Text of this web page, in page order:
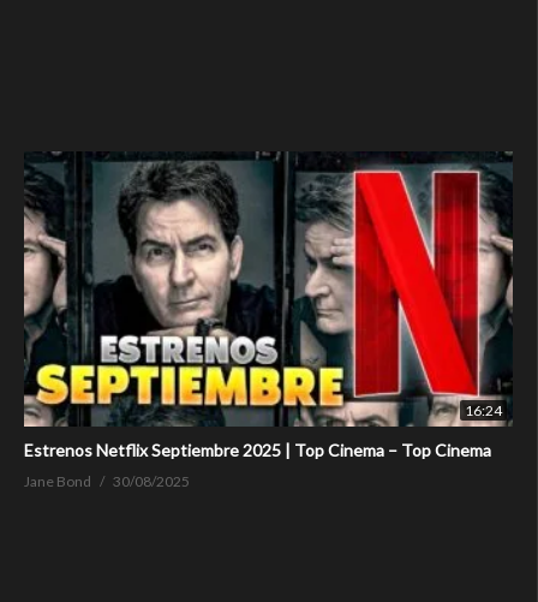
16:24
Estrenos Netflix Septiembre 2025 | Top Cinema – Top Cinema
Jane Bond 30/08/2025